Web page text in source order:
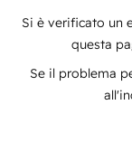
Si è verificato un
questa
Se il problema